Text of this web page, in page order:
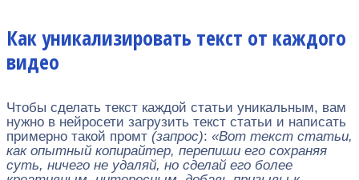
Как уникализировать текст от каждого
видео
Чтобы сделать текст каждой статьи уникальным, вам
нужно в нейросети загрузить текст статьи и написать
примерно такой промт (запрос): «Вот текст статьи,
как опытный копирайтер, перепиши его сохраняя
суть, ничего не удаляй, но сделай его более